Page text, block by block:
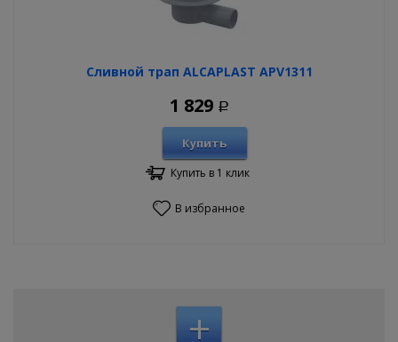
Сливной трап ALCAPLAST APV1311
1 829 Р
Купить
Купить в 1 клик
В избранное
+